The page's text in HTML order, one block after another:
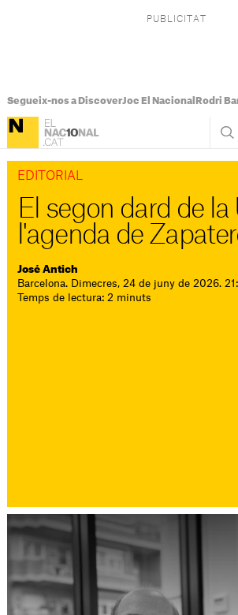
Segueix-nos a DiscoverJoc El Nacional Rodri
EDITORIAL
El segon dard de la
l'agenda de
José Antich
Barcelona. Dimecres, 24 de juny de 2026.
Temps de lectura: 2 minuts